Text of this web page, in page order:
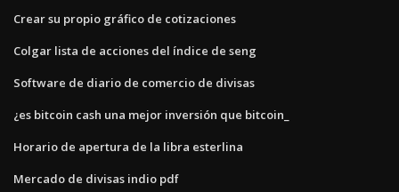
Crear su propio gráfico de cotizaciones
Colgar lista de acciones del índice de seng
Software de diario de comercio de divisas
¿es bitcoin cash una mejor inversión que bitcoin_
Horario de apertura de la libra esterlina
Mercado de divisas indio pdf